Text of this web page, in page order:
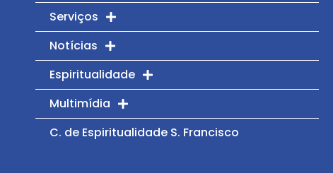
Serviços
Notícias
Espiritualidade
Multimídia
C. de Espiritualidade S. Francisco